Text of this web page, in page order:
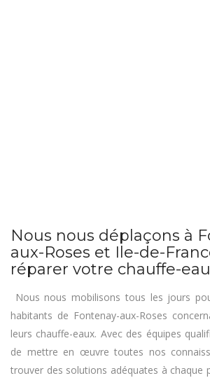
Nous nous déplaçons à
aux-Roses et Ile-de-
réparer votre chauffe-eau
Nous nous mobilisons tous les jours
habitants de Fontenay-aux-Roses
leurs chauffe-eaux. Avec des équipes
de mettre en œuvre toutes nos
trouver des solutions adéquates à chaque